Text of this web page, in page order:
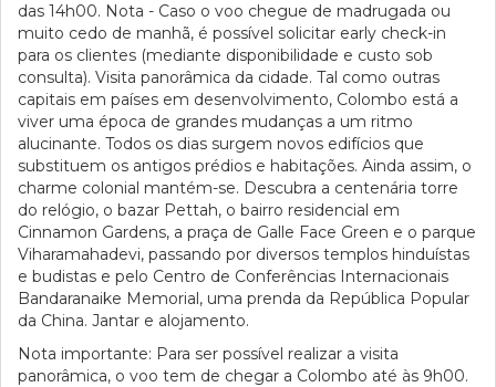
das 14h00. Nota - Caso o voo chegue de madrugada ou
muito cedo de manhã, é possível solicitar early check-in
para os clientes (mediante disponibilidade e custo sob
consulta). Visita panorâmica da cidade. Tal como outras
capitais em países em desenvolvimento, Colombo está a
viver uma época de grandes mudanças a um ritmo
alucinante. Todos os dias surgem novos edifícios que
substituem os antigos prédios e habitações. Ainda assim, o
charme colonial mantém-se. Descubra a centenária torre
do relógio, o bazar Pettah, o bairro residencial em
Cinnamon Gardens, a praça de Galle Face Green e o parque
Viharamahadevi, passando por diversos templos hinduístas
e budistas e pelo Centro de Conferências Internacionais
Bandaranaike Memorial, uma prenda da República Popular
da China. Jantar e alojamento.
Nota importante: Para ser possível realizar a visita
panorâmica, o voo tem de chegar a Colombo até às 9h00.